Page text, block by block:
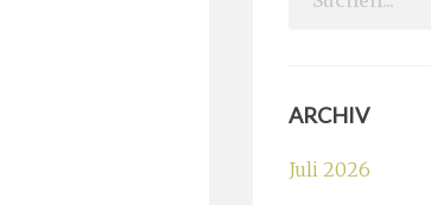
ARCHIV
Juli 2026